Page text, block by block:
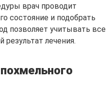
врач проводит
состояние и подобрать
позволяет учитывать все
лечения.